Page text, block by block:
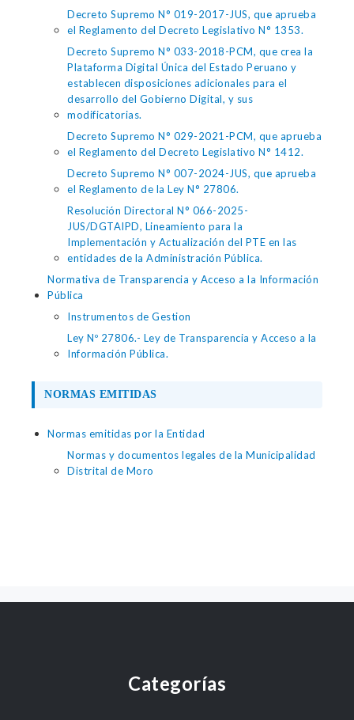
Decreto Supremo N° 019-2017-JUS, que aprueba
el Reglamento del Decreto Legislativo N° 1353.
Decreto Supremo N° 033-2018-PCM, que crea la
Plataforma Digital Única del Estado Peruano y
establecen disposiciones adicionales para el
desarrollo del Gobierno Digital, y sus
modificatorias.
Decreto Supremo N° 029-2021-PCM, que aprueba
el Reglamento del Decreto Legislativo N° 1412.
Decreto Supremo N° 007-2024-JUS, que aprueba
el Reglamento de la Ley N° 27806.
Resolución Directoral N° 066-2025-
JUS/DGTAIPD, Lineamiento para la
Implementación y Actualización del PTE en las
entidades de la Administración Pública.
Normativa de Transparencia y Acceso a la Información
Pública
Instrumentos de Gestion
Ley Nº 27806.- Ley de Transparencia y Acceso a la
Información Pública.
NORMAS EMITIDAS
Normas emitidas por la Entidad
Normas y documentos legales de la Municipalidad
Distrital de Moro
Categorías